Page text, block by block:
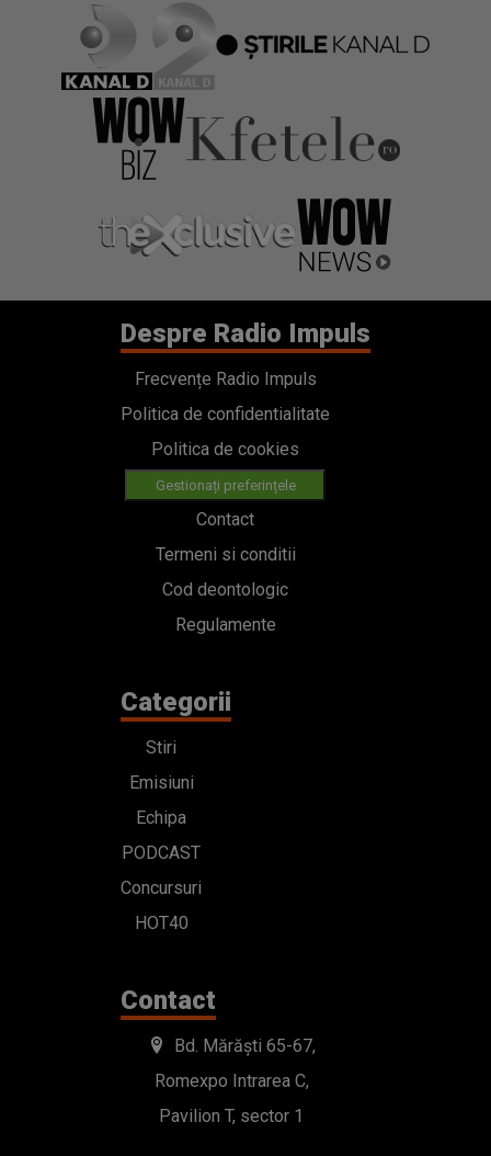
Despre Radio Impuls
Frecvențe Radio Impuls
Politica de confidentialitate
Politica de cookies
Gestionați preferințele
Contact
Termeni si conditii
Cod deontologic
Regulamente
Categorii
Stiri
Emisiuni
Echipa
PODCAST
Concursuri
HOT40
Contact
Bd. Mărăști 65-67,
Romexpo Intrarea C,
Pavilion T, sector 1